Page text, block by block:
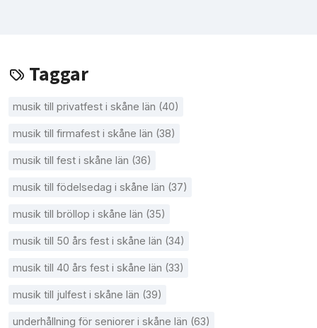
Taggar
musik till privatfest i skåne län (40)
musik till firmafest i skåne län (38)
musik till fest i skåne län (36)
musik till födelsedag i skåne län (37)
musik till bröllop i skåne län (35)
musik till 50 års fest i skåne län (34)
musik till 40 års fest i skåne län (33)
musik till julfest i skåne län (39)
underhållning för seniorer i skåne län (63)